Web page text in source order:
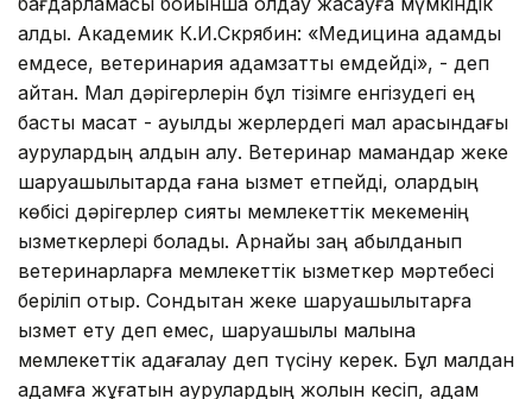
алдық. Академик К.И.Скрябин: «Медицина адамды
емдесе, ветеринария адамзатты емдейді», - деп
айтқан. Мал дәрігерлерін бұл тізімге енгізудегі ең
басты мақсат - ауылдық жерлердегі мал арасындағы
аурулардың алдын алу. Ветеринар мамандар жеке
шаруашылықтарда ғана қызмет етпейді, олардың
көбісі дәрігерлер сияқты мемлекеттік мекеменің
қызметкерлері болады. Арнайы заң қабылданып
ветеринарларға мемлекеттік қызметкер мәртебесі
беріліп отыр. Сондықтан жеке шаруашылықтарға
қызмет ету деп емес, шаруашылық малына
мемлекеттік қадағалау деп түсіну керек. Бұл малдан
адамға жұғатын аурулардың жолын кесіп, адам